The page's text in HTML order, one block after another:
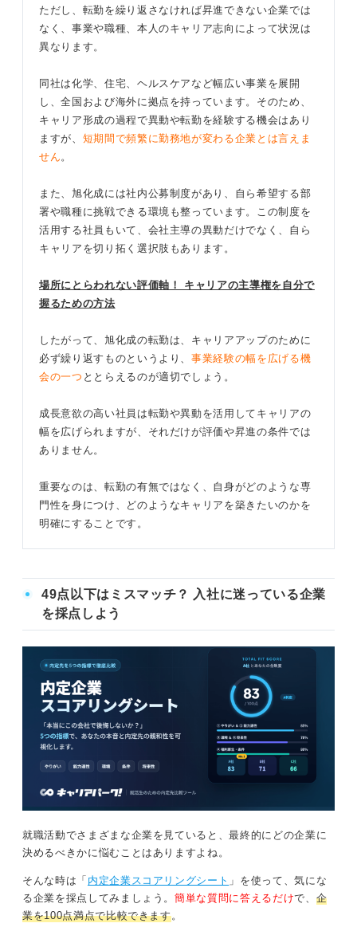
ただし、転勤を繰り返さなければ昇進できない企業では
なく、事業や職種、本人のキャリア志向によって状況は
異なります。
同社は化学、住宅、ヘルスケアなど幅広い事業を展開
し、全国および海外に拠点を持っています。そのため、
キャリア形成の過程で異動や転勤を経験する機会はあり
ますが、 短期間で頻繁に勤務地が変わる企業とは言えま
せん。
また、旭化成には社内公募制度があり、自ら希望する部
署や職種に挑戦できる環境も整っています。この制度を
活用する社員もいて、会社主導の異動だけでなく、自ら
キャリアを切り拓く選択肢もあります。
場所にとらわれない評価軸！ キャリアの主導権を自分で
握るための方法
したがって、旭化成の転勤は、キャリアアップのために
必ず繰り返すものというより、事業経験の幅を広げる機
会の一つ ととらえるのが適切でしょう。
成長意欲の高い社員は転勤や異動を活用してキャリアの
幅を広げられますが、それだけが評価や昇進の条件では
ありません。
重要なのは、転勤の有無ではなく、自身がどのような専
門性を身につけ、どのようなキャリアを築きたいのかを
明確にすることです。
49点以下はミスマッチ？ 入社に迷っている企業
を採点しよう
就職活動でさまざまな企業を見ていると、最終的にどの企業に
決めるべきかに悩むことはありますよね。
そんな時は「 内定企業スコアリングシート 」を使って、気にな
る企業を採点してみましょう。簡単な質問に答えるだけで、 企
業を100点満点で比較できます。